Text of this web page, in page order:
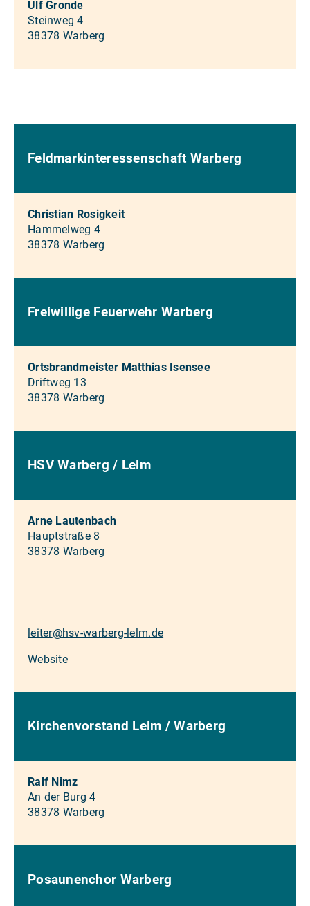
Ulf Gronde
Steinweg 4
38378 Warberg
Feldmarkinteressenschaft Warberg
Christian Rosigkeit
Hammelweg 4
38378 Warberg
Freiwillige Feuerwehr Warberg
Ortsbrandmeister Matthias Isensee
Driftweg 13
38378 Warberg
HSV Warberg / Lelm
Arne Lautenbach
Hauptstraße 8
38378 Warberg
leiter@hsv-warberg-lelm.de
Website
Kirchenvorstand Lelm / Warberg
Ralf Nimz
An der Burg 4
38378 Warberg
Posaunenchor Warberg